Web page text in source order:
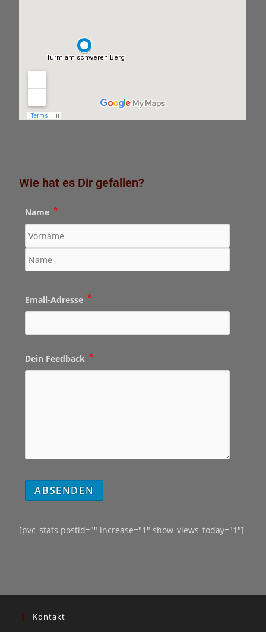
Wie hat es Dir gefallen?
Name *
Email-Adresse *
Dein Feedback *
[pvc_stats postid="" increase="1" show_views_today="1"]
Kontakt